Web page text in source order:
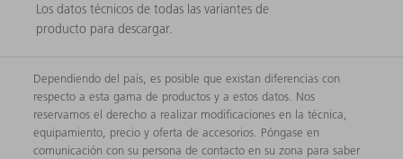
Los datos técnicos de todas las variantes de
producto para descargar.
Dependiendo del país, es posible que existan diferencias con
respecto a esta gama de productos y a estos datos. Nos
reservamos el derecho a realizar modificaciones en la técnica,
equipamiento, precio y oferta de accesorios. Póngase en
comunicación con su persona de contacto en su zona para saber